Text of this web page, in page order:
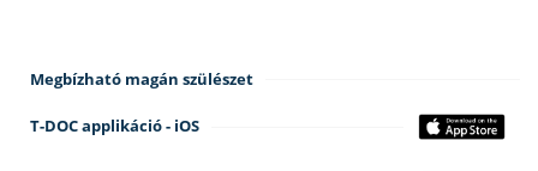
Megbízható magán szülészet
T-DOC applikáció - iOS